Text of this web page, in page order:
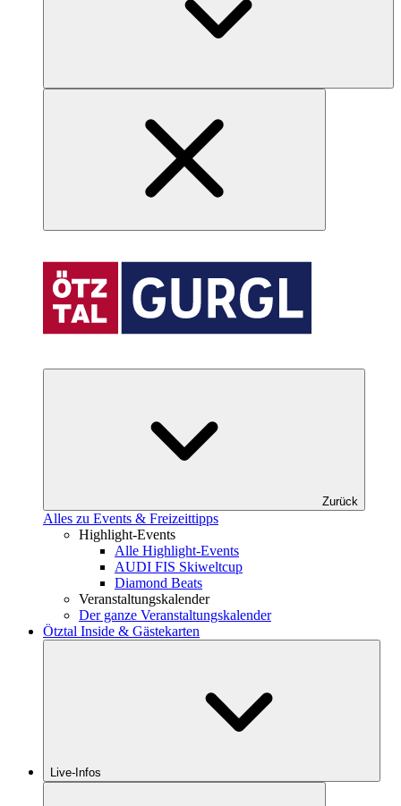
Zurück
Alles zu Events & Freizeittipps
Highlight-Events
Alle Highlight-Events
AUDI FIS Skiweltcup
Diamond Beats
Veranstaltungskalender
Der ganze Veranstaltungskalender
Ötztal Inside & Gästekarten
Live-Infos